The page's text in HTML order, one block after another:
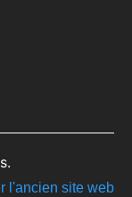
l'ancien site web